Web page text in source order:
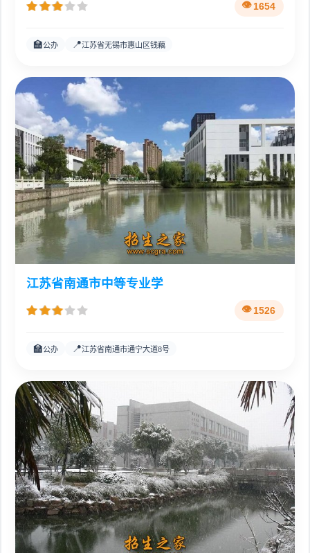
1654
🏫公办 📍江苏省无锡市惠山区钱藕
江苏省南通市中等专业学
1526
🏫公办 📍江苏省南通市通宁大道8号